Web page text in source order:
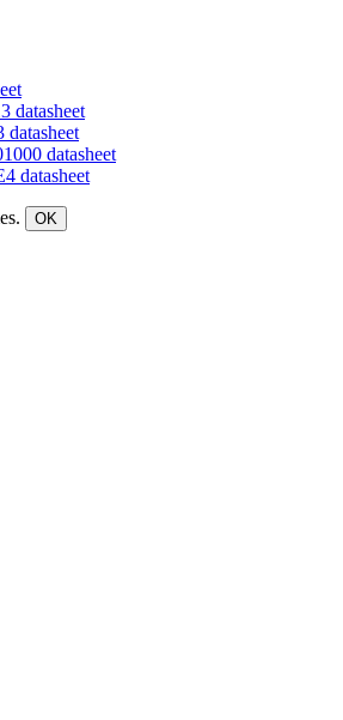
datasheet
datasheet
datasheet
OK